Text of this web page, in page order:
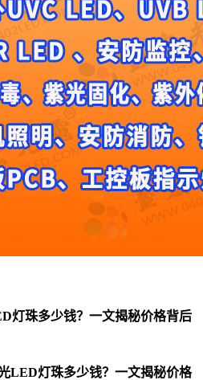
灯珠多少钱？一文揭秘价格背后
LED灯珠多少钱？一文揭秘价格